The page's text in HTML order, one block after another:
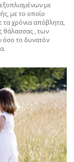
με
με το οποίο
χρόνια απόβλητα,
θάλασσας , των
όσο το δυνατόν